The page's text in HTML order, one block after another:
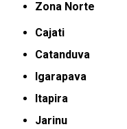
Zona Norte
Cajati
Catanduva
Igarapava
Itapira
Jarinu